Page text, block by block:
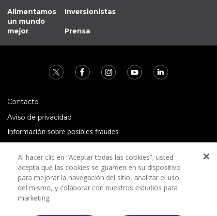
Alimentamos
un mundo
mejor
Inversionistas
Prensa
Contacto
Aviso de privacidad
Información sobre posibles fraudes
Términos y condiciones
Al hacer clic en “Aceptar todas las cookies”, usted
acepta que las cookies se guarden en su dispositivo
para mejorar la navegación del sitio, analizar el uso
del mismo, y colaborar con nuestros estudios para
marketing.